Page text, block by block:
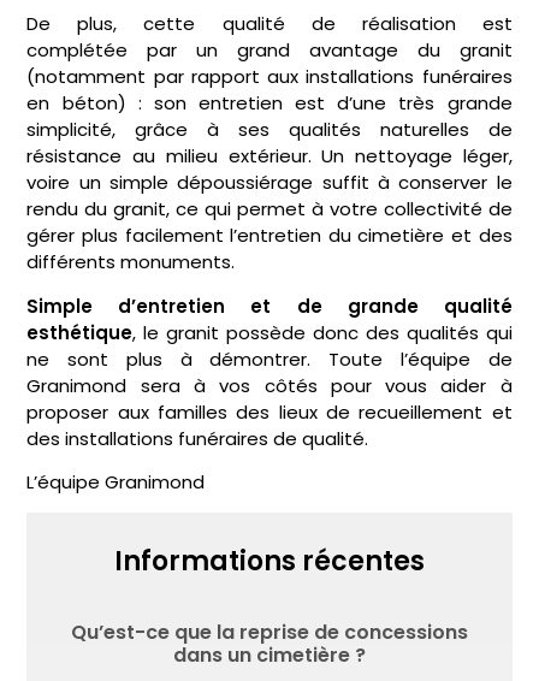
De plus, cette qualité de réalisation est
complétée par un grand avantage du granit
(notamment par rapport aux installations funéraires
en béton) : son entretien est d’une très grande
simplicité, grâce à ses qualités naturelles de
résistance au milieu extérieur. Un nettoyage léger,
voire un simple dépoussiérage suffit à conserver le
rendu du granit, ce qui permet à votre collectivité de
gérer plus facilement l’entretien du cimetière et des
différents monuments.
Simple d’entretien et de grande qualité
esthétique, le granit possède donc des qualités qui
ne sont plus à démontrer. Toute l’équipe de
Granimond sera à vos côtés pour vous aider à
proposer aux familles des lieux de recueillement et
des installations funéraires de qualité.
L’équipe Granimond
Informations récentes
Qu’est-ce que la reprise de concessions
dans un cimetière ?